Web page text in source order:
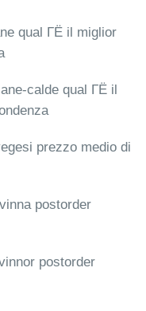
qual ГЁ il miglior
calde qual ГЁ il
prezzo medio di
postorder
postorder